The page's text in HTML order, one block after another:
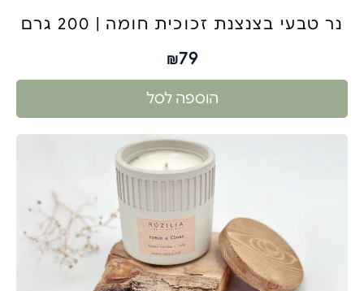
נר טבעי בצנצנת זכוכית חומה | 200 גרם
₪79
הוספה לסל